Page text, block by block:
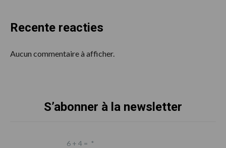
Recente reacties
Aucun commentaire à afficher.
S’abonner à la newsletter
6 + 4 = *